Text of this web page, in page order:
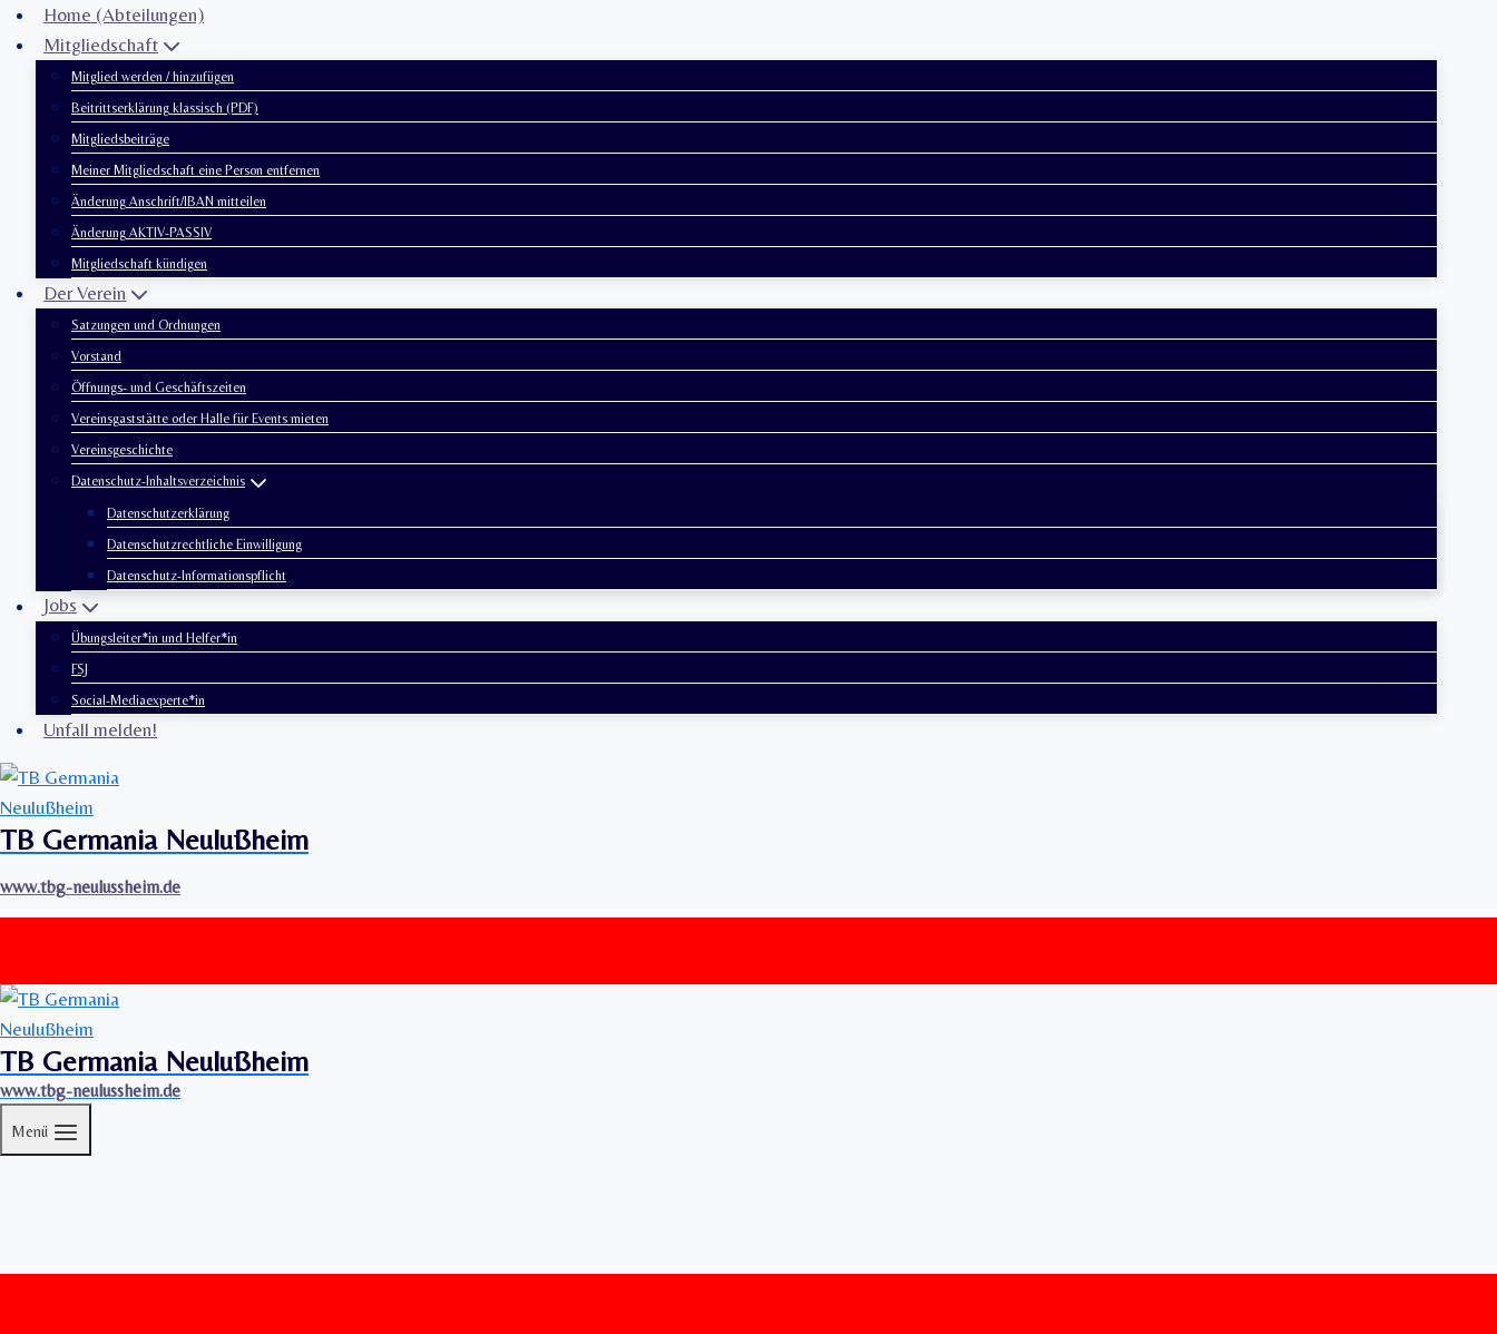
Zum
Inhalt
springen
Home (Abteilungen)
Mitgliedschaft
Mitglied werden / hinzufügen
Beitrittserklärung klassisch (PDF)
Mitgliedsbeiträge
Meiner Mitgliedschaft eine Person entfernen
Änderung Anschrift/IBAN mitteilen
Änderung AKTIV-PASSIV
Mitgliedschaft kündigen
Der Verein
Satzungen und Ordnungen
Vorstand
Öffnungs- und Geschäftszeiten
Vereinsgaststätte oder Halle für Events mieten
Vereinsgeschichte
Datenschutz-Inhaltsverzeichnis
Datenschutzerklärung
Datenschutzrechtliche Einwilligung
Datenschutz-Informationspflicht
Jobs
Übungsleiter*in und Helfer*in
FSJ
Social-Mediaexperte*in
Unfall melden!
TB Germania Neulußheim
www.tbg-neulussheim.de
TB Germania Neulußheim
www.tbg-neulussheim.de
Menü